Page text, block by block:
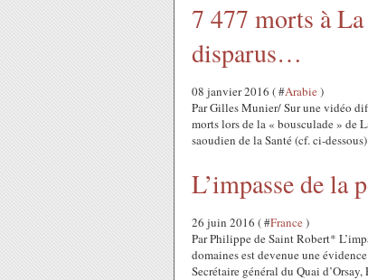
7 477 morts à
disparus…
08 janvier 2016 ( #Arabie)
Par Gilles Munier/ Sur une vidéo
morts lors de la « bousculade » de
saoudien de la Santé (cf. ci-
L’impasse de la
26 juin 2016 ( #France)
Par Philippe de Saint Robert*
domaines est devenue une
Secrétaire général du Quai d’Orsay,